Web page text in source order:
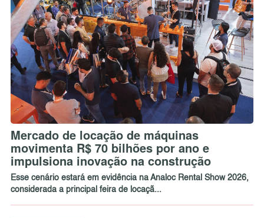
Mercado de locação de máquinas
movimenta R$ 70 bilhões por ano e
impulsiona inovação na construção
Esse cenário estará em evidência na Analoc Rental Show 2026,
considerada a principal feira de locaçã...